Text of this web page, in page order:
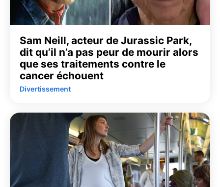
Sam Neill, acteur de Jurassic Park,
dit qu’il n’a pas peur de mourir alors
que ses traitements contre le
cancer échouent
Divertissement